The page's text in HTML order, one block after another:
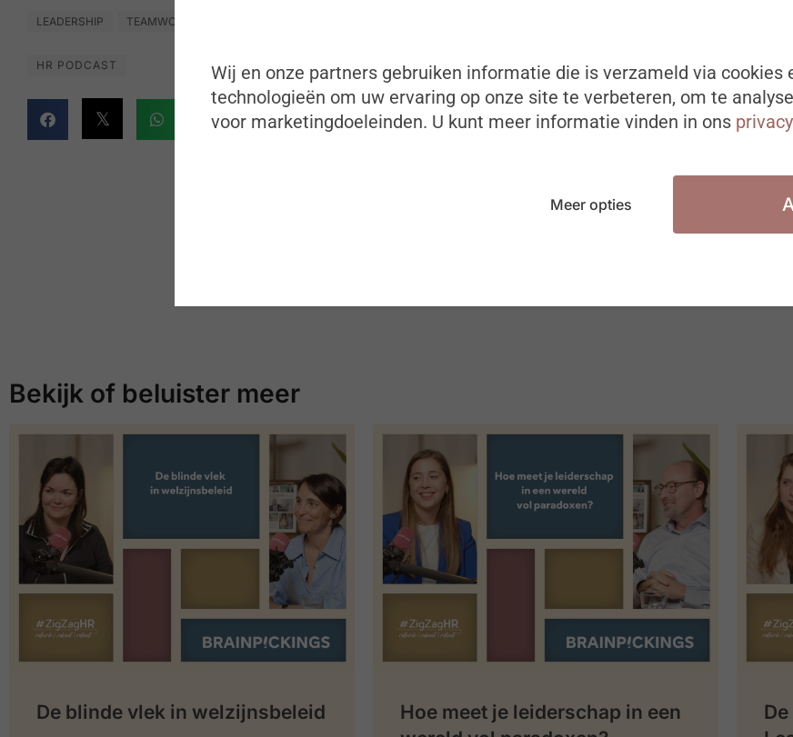
LEADERSHIP TEAMWORK
HR PODCAST
Bekijk of beluister meer
De blinde vlek in welzijnsbeleid
Hoe meet je leiderschap in een
Wij en onze partners gebruiken informatie die is verzameld via cookies
technologieën om uw ervaring op onze site te verbeteren, om te
voor marketingdoeleinden. U kunt meer informatie vinden in ons
Meer opties